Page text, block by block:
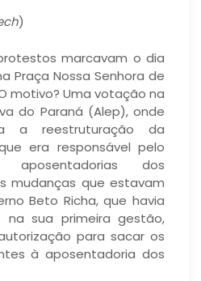
)
marcavam o dia
Praça Nossa Senhora de
motivo? Uma votação na
do Paraná (Alep), onde
a reestruturação da
era responsável pelo
dos
mudanças que estavam
Beto Richa, que havia
na sua primeira gestão,
para sacar os
à aposentadoria dos